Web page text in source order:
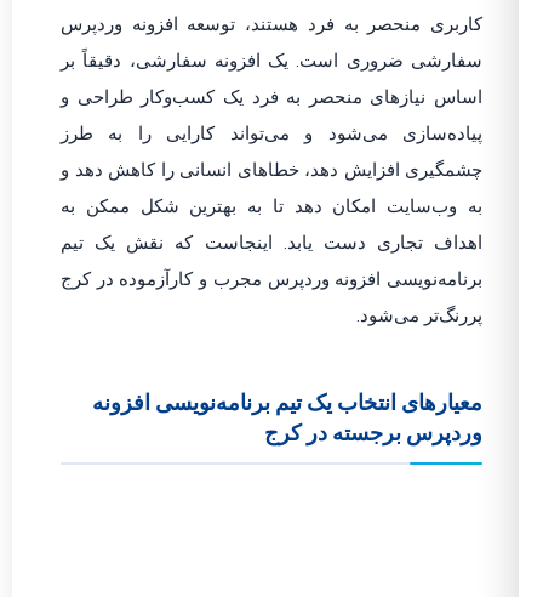
کاربری منحصر به فرد هستند، توسعه افزونه وردپرس
سفارشی ضروری است. یک افزونه سفارشی، دقیقاً بر
اساس نیازهای منحصر به فرد یک کسب‌وکار طراحی و
پیاده‌سازی می‌شود و می‌تواند کارایی را به طرز
چشمگیری افزایش دهد، خطاهای انسانی را کاهش دهد و
به وب‌سایت امکان دهد تا به بهترین شکل ممکن به
اهداف تجاری دست یابد. اینجاست که نقش یک تیم
برنامه‌نویسی افزونه وردپرس مجرب و کارآزموده در کرج
پررنگ‌تر می‌شود.
معیارهای انتخاب یک تیم برنامه‌نویسی افزونه
وردپرس برجسته در کرج